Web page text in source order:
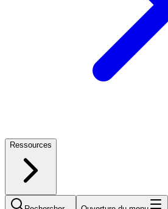
Ressources